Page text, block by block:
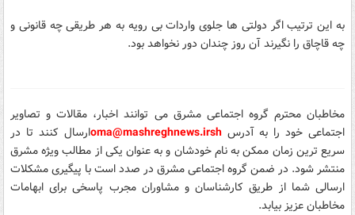
به این ترتیب اگر دولتی ها جلوی واردات بی رویه به هر طریقی چه قانونی و
چه قاچاق را نگیرند آن روز چندان دور نخواهد بود.
مخاطبان محترم گروه اجتماعی مشرق می توانند اخبار، مقالات و تصاویر
اجتماعی خود را به آدرسsh
oma@mashreghnews.irارسال کنند تا در
سریع ترین زمان ممکن به نام خودشان و به عنوان یکی از مطالب ویژه مشرق
منتشر شود. در ضمن گروه اجتماعی مشرق در صدد است با پیگیری مشکلات
ارسالی شما از طریق کارشناسان و مشاوران مجرب پاسخی برای ابهامات
مخاطبان عزیز بیابد.